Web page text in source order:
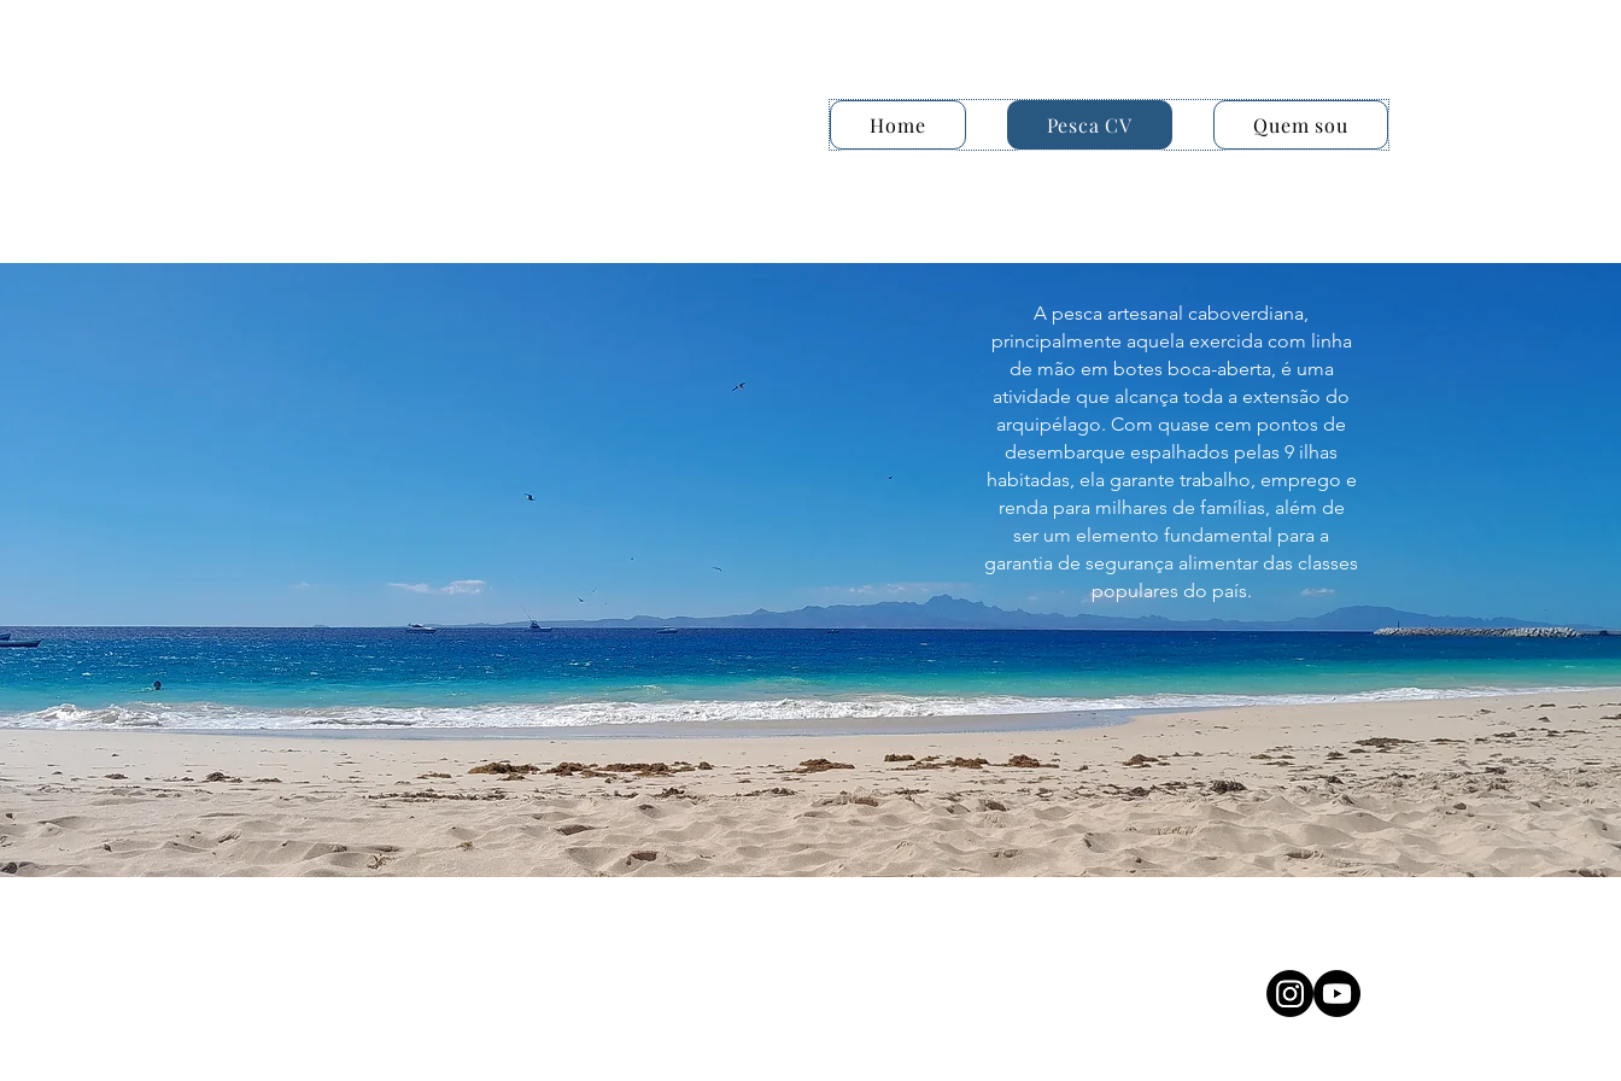
Home Pesca CV Quem sou
A pesca artesanal caboverdiana,
principalmente aquela exercida com linha
de mão em botes boca-aberta, é uma
atividade que alcança toda a extensão do
arquipélago. Com quase cem pontos de
desembarque espalhados pelas 9 ilhas
habitadas, ela garante trabalho, emprego e
renda para milhares de famílias, além de
ser um elemento fundamental para a
garantia de segurança alimentar das classes
populares do país.